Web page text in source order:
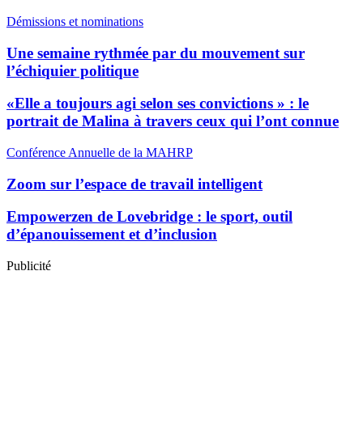
Démissions et nominations
Une semaine rythmée par du mouvement sur
l’échiquier politique
«Elle a toujours agi selon ses convictions » : le
portrait de Malina à travers ceux qui l’ont connue
Conférence Annuelle de la MAHRP
Zoom sur l’espace de travail intelligent
Empowerzen de Lovebridge : le sport, outil
d’épanouissement et d’inclusion
Publicité